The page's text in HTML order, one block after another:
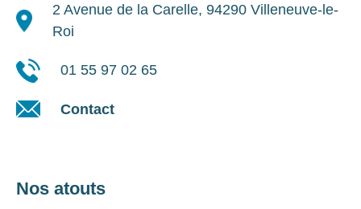
2 Avenue de la Carelle, 94290 Villeneuve-le-
Roi
01 55 97 02 65
Contact
Nos atouts